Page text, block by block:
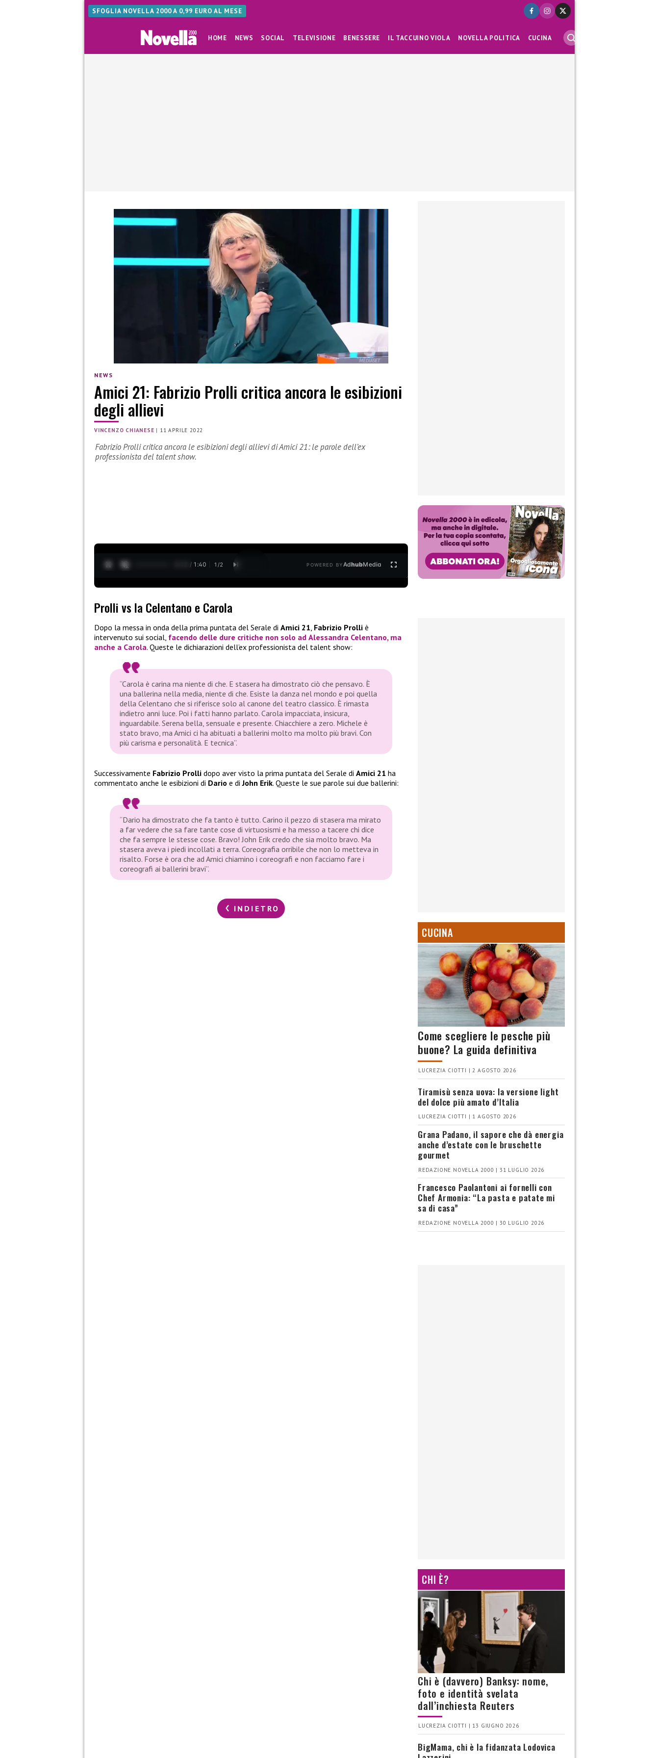
SFOGLIA NOVELLA 2000 A 0,99 EURO AL MESE
HOME NEWS SOCIAL TELEVISIONE BENESSERE IL TACCUINO VIOLA NOVELLA POLITICA CUCINA
NEWS
Amici 21: Fabrizio Prolli critica ancora le esibizioni
degli allievi
VINCENZO CHIANESE | 11 APRILE 2022
Fabrizio Prolli critica ancora le esibizioni degli allievi di Amici 21: le parole dell’ex
professionista del talent show.
0:13 / 1:40 1 /2 POWERED BYAdhubMedia
Prolli vs la Celentano e Carola
Dopo la messa in onda della prima puntata del Serale di Amici 21, Fabrizio Prolli è
intervenuto sui social, facendo delle dure critiche non solo ad Alessandra Celentano, ma
anche a Carola. Queste le dichiarazioni dell’ex professionista del talent show:
“Carola è carina ma niente di che. E stasera ha dimostrato ciò che pensavo. È
una ballerina nella media, niente di che. Esiste la danza nel mondo e poi quella
della Celentano che si riferisce solo al canone del teatro classico. È rimasta
indietro anni luce. Poi i fatti hanno parlato. Carola impacciata, insicura,
inguardabile. Serena bella, sensuale e presente. Chiacchiere a zero. Michele è
stato bravo, ma Amici ci ha abituati a ballerini molto ma molto più bravi. Con
più carisma e personalità. E tecnica”.
Successivamente Fabrizio Prolli dopo aver visto la prima puntata del Serale di Amici 21 ha
commentato anche le esibizioni di Dario e diJohn Erik. Queste le sue parole sui due ballerini:
“Dario ha dimostrato che fa tanto è tutto. Carino il pezzo di stasera ma mirato
a far vedere che sa fare tante cose di virtuosismi e ha messo a tacere chi dice
che fa sempre le stesse cose. Bravo! John Erik credo che sia molto bravo. Ma
stasera aveva i piedi incollati a terra. Coreografia orribile che non lo metteva in
risalto. Forse è ora che ad Amici chiamino i coreografi e non facciamo fare i
coreografi ai ballerini bravi”.
INDIETRO
CUCINA
Come scegliere le pesche più
buone? La guida definitiva
LUCREZIA CIOTTI | 2 AGOSTO 2026
Tiramisù senza uova: la versione light
del dolce più amato d’Italia
LUCREZIA CIOTTI | 1 AGOSTO 2026
Grana Padano, il sapore che dà energia
anche d’estate con le bruschette
gourmet
REDAZIONE NOVELLA 2000 | 31 LUGLIO 2026
Francesco Paolantoni ai fornelli con
Chef Armonia: “La pasta e patate mi
sa di casa”
REDAZIONE NOVELLA 2000 | 30 LUGLIO 2026
CHI È?
Chi è (davvero) Banksy: nome,
foto e identità svelata
dall’inchiesta Reuters
LUCREZIA CIOTTI | 13 GIUGNO 2026
BigMama, chi è la fidanzata Lodovica